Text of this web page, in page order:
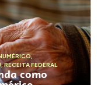
,
,RECEITA FEDERAL
como